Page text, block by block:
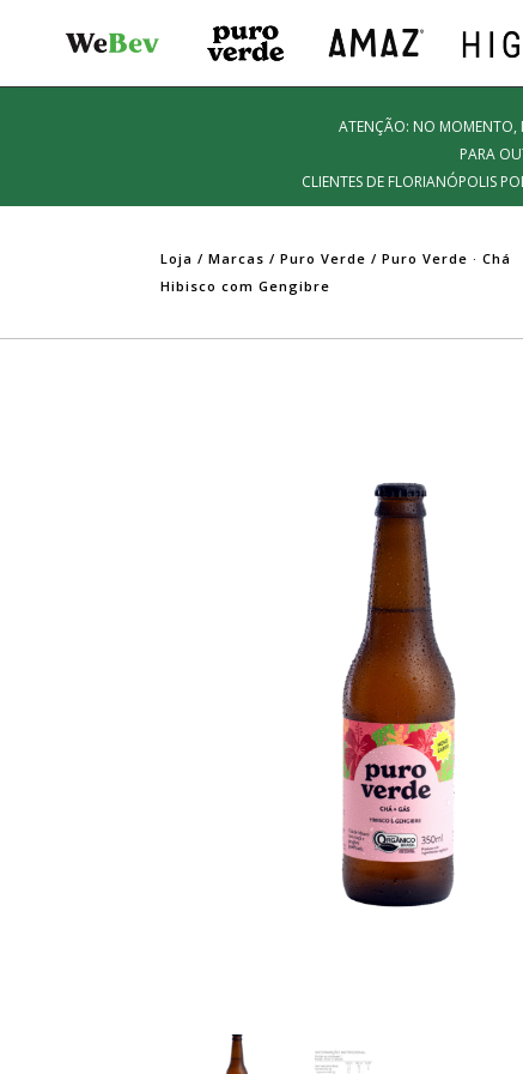
ATENÇÃO: NO MOMENTO,
PARA
CLIENTES DE FLORIANÓPOLIS
Loja /Marcas /Puro Verde / Puro Verde · Chá
Hibisco com Gengibre